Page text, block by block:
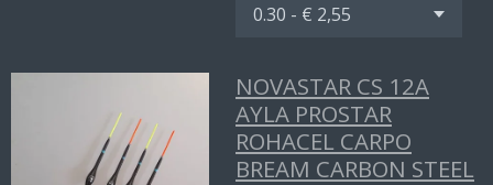
NOVASTAR CS 12A
AYLA PROSTAR
ROHACEL CARPO
BREAM CARBON STEEL